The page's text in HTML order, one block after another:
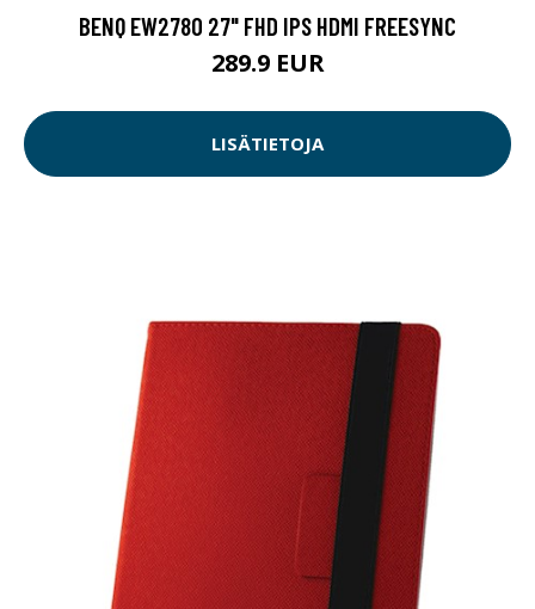
BENQ EW2780 27" FHD IPS HDMI FREESYNC
289.9 EUR
LISÄTIETOJA